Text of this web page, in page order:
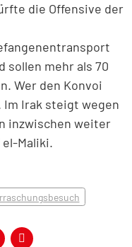
die Offensive der
sollen mehr als 70
Wer den Konvoi
Irak steigt wegen
inzwischen weiter
Maliki.